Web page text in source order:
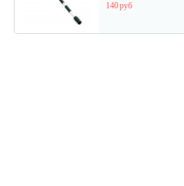
140 руб